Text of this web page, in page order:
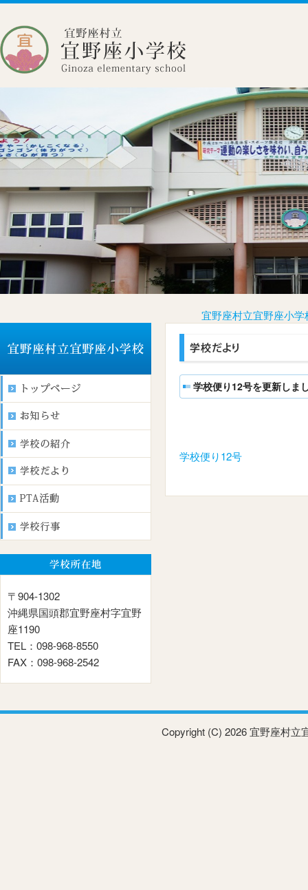
宜野座村立宜野座小学
〒904-1302
沖縄県国頭郡宜野座村字宜野
座1190
TEL：098-968-8550
FAX：098-968-2542
学校便り12号を更新しま
学校便り12号
Copyright (C) 2026 宜野座村立